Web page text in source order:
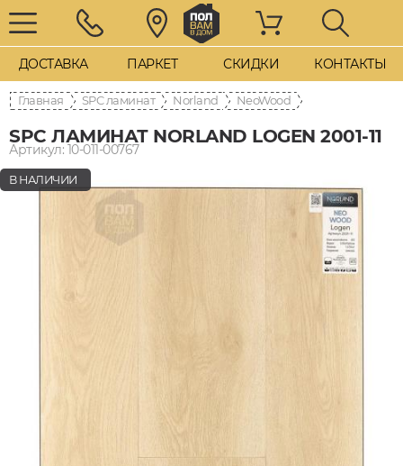
ДОСТАВКА ПАРКЕТ СКИДКИ КОНТАКТЫ
Главная SPC ламинат Norland NeoWood
SPC ЛАМИНАТ NORLAND LOGEN 2001-11
Артикул: 10-011-00767
В НАЛИЧИИ